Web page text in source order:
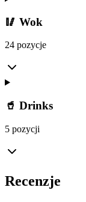
🥢 Wok
24 pozycje
🥤 Drinks
5 pozycji
Recenzje